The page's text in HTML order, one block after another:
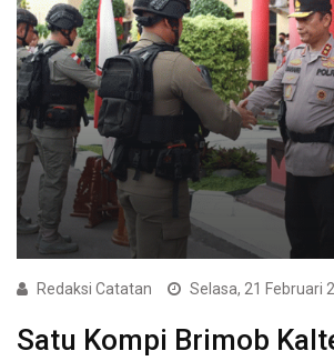
Redaksi Catatan Selasa, 21 Februari
Satu Kompi Brimob